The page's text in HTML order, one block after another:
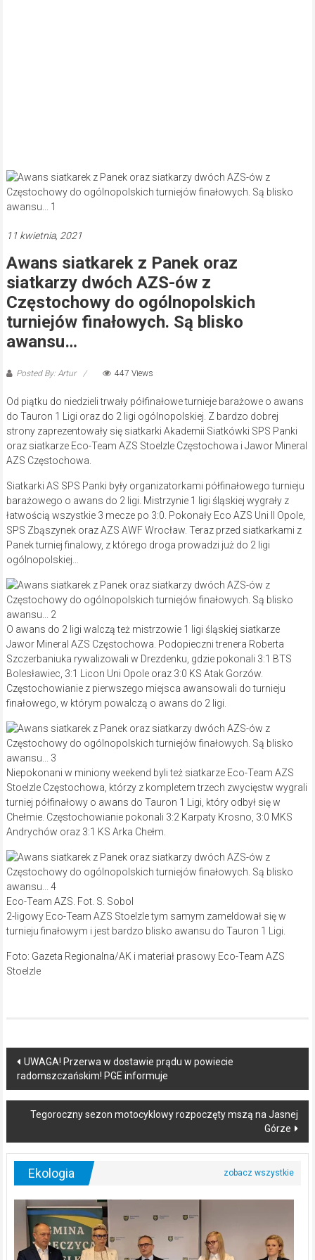
11 kwietnia, 2021
Awans siatkarek z Panek oraz
siatkarzy dwóch AZS-ów z
Częstochowy do ogólnopolskich
turniejów finałowych. Są blisko
awansu…
Posted By: Artur 447 Views
Od piątku do niedzieli trwały półfinałowe turnieje barażowe o awans
do Tauron 1 Ligi oraz do 2 ligi ogólnopolskiej. Z bardzo dobrej
strony zaprezentowały się siatkarki Akademii Siatkówki SPS Panki
oraz siatkarze Eco-Team AZS Stoelzle Częstochowa i Jawor Mineral
AZS Częstochowa.
Siatkarki AS SPS Panki były organizatorkami półfinałowego turnieju
barażowego o awans do 2 ligi. Mistrzynie 1 ligi śląskiej wygrały z
łatwością wszystkie 3 mecze po 3:0. Pokonały Eco AZS Uni II Opole,
SPS Zbąszynek oraz AZS AWF Wrocław. Teraz przed siatkarkami z
Panek turniej finalowy, z którego droga prowadzi już do 2 ligi
ogólnopolskiej…
O awans do 2 ligi walczą też mistrzowie 1 ligi śląskiej siatkarze
Jawor Mineral AZS Częstochowa. Podopieczni trenera Roberta
Szczerbaniuka rywalizowali w Drezdenku, gdzie pokonali 3:1 BTS
Bolesławiec, 3:1 Licon Uni Opole oraz 3:0 KS Atak Gorzów.
Częstochowianie z pierwszego miejsca awansowali do turnieju
finałowego, w którym powalczą o awans do 2 ligi.
Niepokonani w miniony weekend byli też siatkarze Eco-Team AZS
Stoelzle Częstochowa, którzy z kompletem trzech zwycięstw wygrali
turniej półfinałowy o awans do Tauron 1 Ligi, który odbył się w
Chełmie. Częstochowianie pokonali 3:2 Karpaty Krosno, 3:0 MKS
Andrychów oraz 3:1 KS Arka Chełm.
Eco-Team AZS. Fot. S. Sobol
2-ligowy Eco-Team AZS Stoelzle tym samym zameldował się w
turnieju finałowym i jest bardzo blisko awansu do Tauron 1 Ligi.
Foto: Gazeta Regionalna/AK i materiał prasowy Eco-Team AZS
Stoelzle
Post
navigation
UWAGA! Przerwa w dostawie prądu w powiecie
radomszczańskim! PGE informuje
Tegoroczny sezon motocyklowy rozpoczęty mszą na Jasnej
Górze
Ekologia